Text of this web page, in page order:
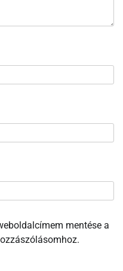
mentése a